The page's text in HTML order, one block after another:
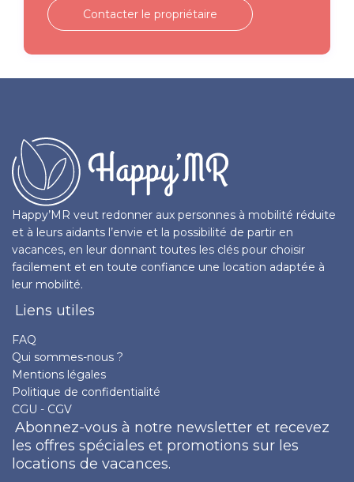
Contacter le propriétaire
Happy’MR veut redonner aux personnes à mobilité réduite
et à leurs aidants l’envie et la possibilité de partir en
vacances, en leur donnant toutes les clés pour choisir
facilement et en toute confiance une location adaptée à
leur mobilité.
Liens utiles
FAQ
Qui sommes-nous ?
Mentions légales
Politique de confidentialité
CGU - CGV
Abonnez-vous à notre newsletter et recevez
les offres spéciales et promotions sur les
locations de vacances.